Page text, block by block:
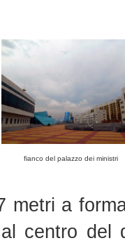
fianco del palazzo dei ministri
metri a
centro del